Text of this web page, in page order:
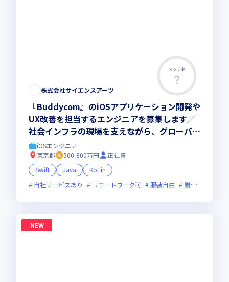
マッチ率
株式会社サイエンスアーツ
『Buddycom』のiOSアプリケーション開発や
UX改善を担当するエンジニアを募集します／
社会インフラの現場を支えながら、グローバル
な成長フェーズで力を発揮しませんか
iOSエンジニア
東京都
500-800万円
正社員
Swift
Java
Kotlin
自社サービスあり
リモートワーク可 服装自由 副業可
NEW